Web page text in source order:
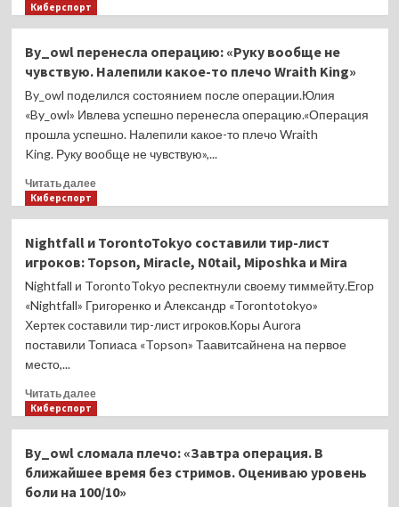
Falcons
(Дота)
топ-5
занял
18-
е
топе
игроков
года
от
На
14
меньше,
чем
годом
ранее
Киберспорт
By_owl перенесла операцию: «Руку вообще не
чувствую. Налепили какое-то плечо Wraith King»
By_owl поделился состоянием после операции.Юлия
«By_owl» Ивлева успешно перенесла операцию.«Операция
прошла успешно. Налепили какое-то плечо Wraith
King. Руку вообще не чувствую»,...
Читать далееПрочитать
перенесла
операцию:
«Руку
чувствую.
Налепили
плечо
Wraith
Киберспорт
Nightfall и TorontoTokyo составили тир-лист
игроков: Topson, Miracle, N0tail, Miposhka и Mira
Nightfall и TorontoTokyo респектнули своему тиммейту.Егор
«Nightfall» Григоренко и Александр «Torontotokyo»
Хертек составили тир-лист игроков.Коры Aurora
поставили Топиаса «Topson» Таавитсайнена на первое
место,...
Читать далееПрочитать
и
TorontoTokyo
составили
Киберспорт
By_owl сломала плечо: «Завтра операция. В
ближайшее время без стримов. Оцениваю уровень
боли на 100/10»